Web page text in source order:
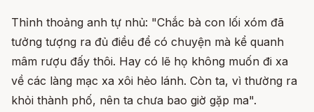
Thỉnh thoảng anh tự nhủ: "Chắc bà con lối xóm đã
tưởng tượng ra đủ điều để có chuyện mà kể quanh
mâm rượu đấy thôi. Hay có lẽ họ không muốn đi xa
về các làng mạc xa xôi hẻo lánh. Còn ta, vì thường ra
khỏi thành phố, nên ta chưa bao giờ gặp ma".